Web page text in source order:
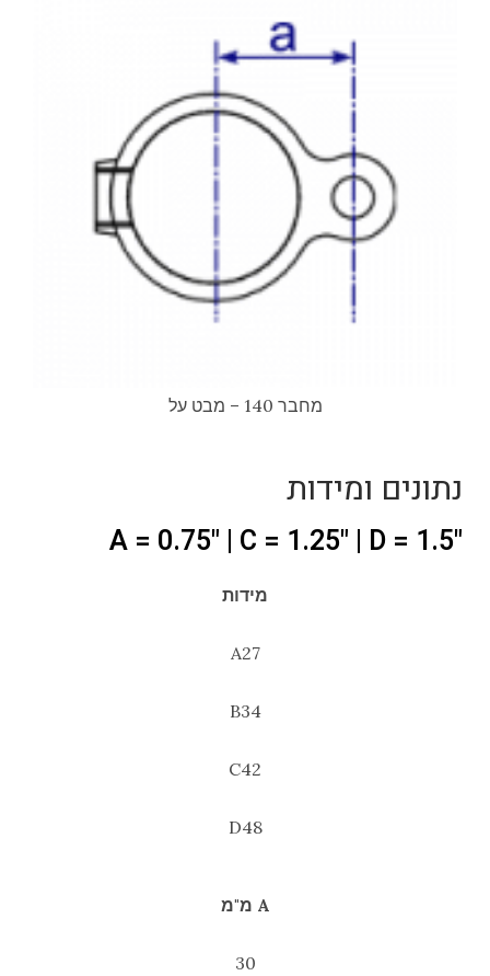
מחבר 140 – מבט על
נתונים ומידות
"A = 0.75" | C = 1.25" | D = 1.5
מידות
A27
B34
C42
D48
A מ"מ
30